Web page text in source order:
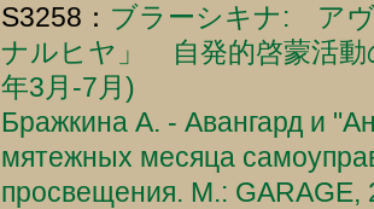
S3258： ブラーシキナ: ア
ナルヒヤ」 自発的啓蒙活動
年3月-7月)
Бражкина А. - Авангард и
мятежных месяца
просвещения. М.: GARAGE,